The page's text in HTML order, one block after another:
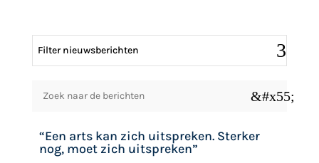
Filter nieuwsberichten
&#x55;
“Een arts kan zich uitspreken. Sterker
nog, moet zich uitspreken”